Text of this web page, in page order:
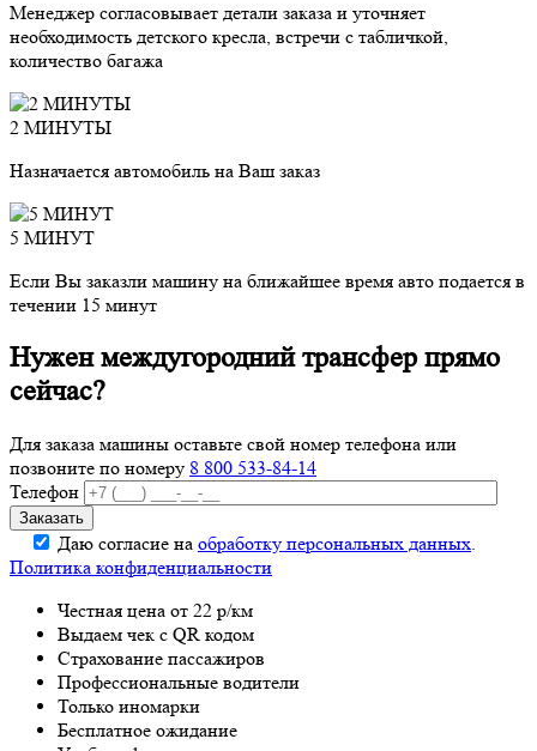
Менеджер согласовывает детали заказа и уточняет
необходимость детского кресла, встречи с табличкой,
количество багажа
2 МИНУТЫ
Назначается автомобиль на Ваш заказ
5 МИНУТ
Если Вы заказли машину на ближайшее время авто подается в
течении 15 минут
Нужен междугородний трансфер прямо
сейчас?
Для заказа машины оставьте свой номер телефона или
позвоните по номеру 8 800 533-84-14
Телефон
Даю согласие на обработку персональных данных.
Политика конфиденциальности
Честная цена от 22 р/км
Выдаем чек с QR кодом
Страхование пассажиров
Профессиональные водители
Только иномарки
Бесплатное ожидание